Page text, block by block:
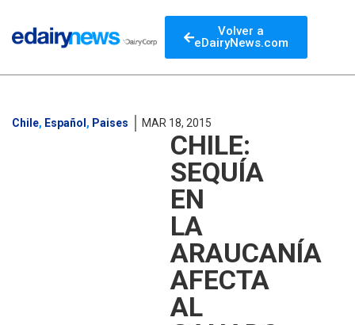
Volver a
eDairyNews.com
Chile, Español , Paises MAR 18, 2015
CHILE:
SEQUÍA
EN
LA
ARAUCANÍA
AFECTA
AL